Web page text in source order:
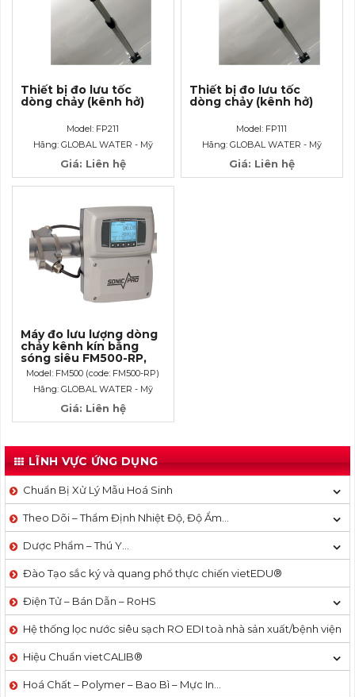
Thiết bị đo lưu tốc
dòng chảy (kênh hở)
Model: FP211
Hãng: GLOBAL WATER - Mỹ
Giá: Liên hệ
Thiết bị đo lưu tốc
dòng chảy (kênh hở)
Model: FP111
Hãng: GLOBAL WATER - Mỹ
Giá: Liên hệ
Máy đo lưu lượng dòng
chảy kênh kín bằng
sóng siêu FM500-RP,
ống lớn: 5.08 – 254cm
Model: FM500 (code: FM500-RP)
Hãng: GLOBAL WATER - Mỹ
Giá: Liên hệ
LĨNH VỰC ỨNG DỤNG
Chuẩn Bị Xử Lý Mẫu Hoá Sinh
Theo Dõi – Thẩm Định Nhiệt Độ, Độ Ẩm…
Dược Phẩm – Thú Y…
Đào Tạo sắc ký và quang phổ thực chiến vietEDU®
Điện Tử – Bán Dẫn – RoHS
Hệ thống lọc nước siêu sạch RO EDI​​ toà nhà sản xuất/bệnh viện
Hiệu Chuẩn vietCALIB®
Hoá Chất – Polymer – Bao Bì – Mực In…